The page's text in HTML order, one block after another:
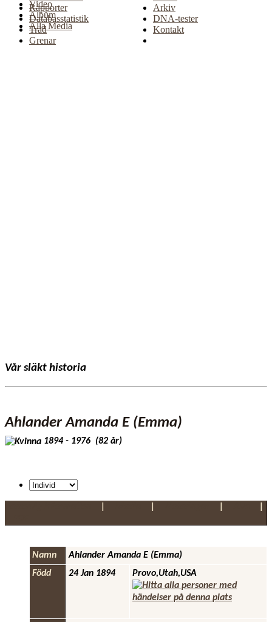
Video
Album
Alla Media
Rapporter
Databasstatistik
Träd
Grenar
Arkiv
DNA-tester
Kontakt
Vår släkt historia
Ahlander Amanda E (Emma)
1894 - 1976 (82 år)
Namn Ahlander Amanda E (Emma)
Född
24 Jan 1894 Provo,Utah,USA